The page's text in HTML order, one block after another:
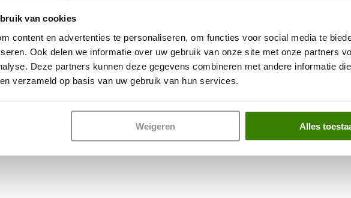
van cookies
content en advertenties te personaliseren, om functies voor social media te
Ook delen we informatie over uw gebruik van onze site met onze partners
Deze partners kunnen deze gegevens combineren met andere informatie
verzameld op basis van uw gebruik van hun services.
Weigeren Alles
aan en dankzij de software die wij voor alle merken en modellen hebben, kunnen
gevonden, want de ene storing kan weer een volgende veroorzaken. Of het kan
in de software van uw auto. Om deze storing te verhelpen bent u meestal
apparatuur in huis om de afwijking in de software van uw auto te herstellen en/of
geldt de regel: rood is stoppen, oranje is (voorzichtig) doorrijden. Wel is het
ons natuurlijk bellen.